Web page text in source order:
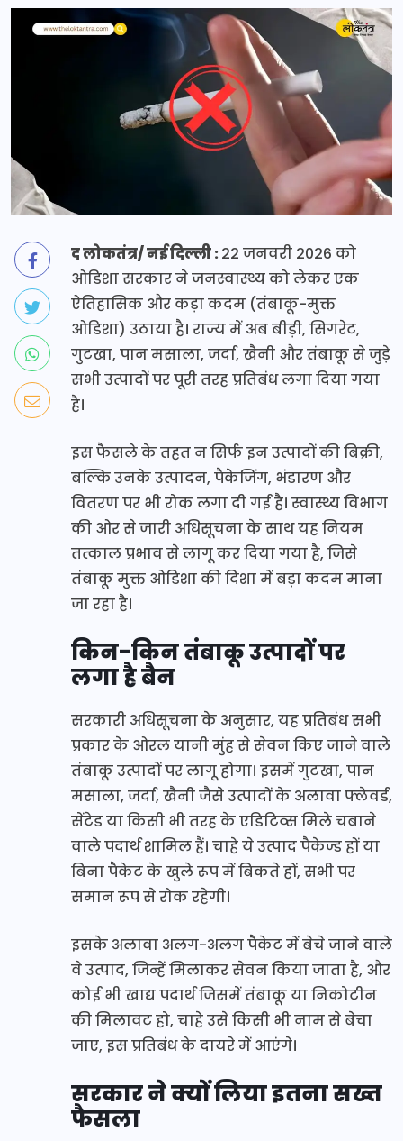
द लोकतंत्र/ नई दिल्ली :22 जनवरी 2026 को
ओडिशा सरकार ने जनस्वास्थ्य को लेकर एक
ऐतिहासिक और कड़ा कदम (तंबाकू-मुक्त
ओडिशा) उठाया है। राज्य में अब बीड़ी, सिगरेट,
गुटखा, पान मसाला, जर्दा, खैनी और तंबाकू से जुड़े
सभी उत्पादों पर पूरी तरह प्रतिबंध लगा दिया गया
है।
इस फैसले के तहत न सिर्फ इन उत्पादों की बिक्री,
बल्कि उनके उत्पादन, पैकेजिंग, भंडारण और
वितरण पर भी रोक लगा दी गई है। स्वास्थ्य विभाग
की ओर से जारी अधिसूचना के साथ यह नियम
तत्काल प्रभाव से लागू कर दिया गया है, जिसे
तंबाकू मुक्त ओडिशा की दिशा में बड़ा कदम माना
जा रहा है।
किन-किन तंबाकू उत्पादों पर
लगा है बैन
सरकारी अधिसूचना के अनुसार, यह प्रतिबंध सभी
प्रकार के ओरल यानी मुंह से सेवन किए जाने वाले
तंबाकू उत्पादों पर लागू होगा। इसमें गुटखा, पान
मसाला, जर्दा, खैनी जैसे उत्पादों के अलावा फ्लेवर्ड,
सेंटेड या किसी भी तरह के एडिटिव्स मिले चबाने
वाले पदार्थ शामिल हैं। चाहे ये उत्पाद पैकेज्ड हों या
बिना पैकेट के खुले रूप में बिकते हों, सभी पर
समान रूप से रोक रहेगी।
इसके अलावा अलग-अलग पैकेट में बेचे जाने वाले
वे उत्पाद, जिन्हें मिलाकर सेवन किया जाता है, और
कोई भी खाद्य पदार्थ जिसमें तंबाकू या निकोटीन
की मिलावट हो, चाहे उसे किसी भी नाम से बेचा
जाए, इस प्रतिबंध के दायरे में आएंगे।
सरकार ने क्यों लिया इतना सख्त
फैसला